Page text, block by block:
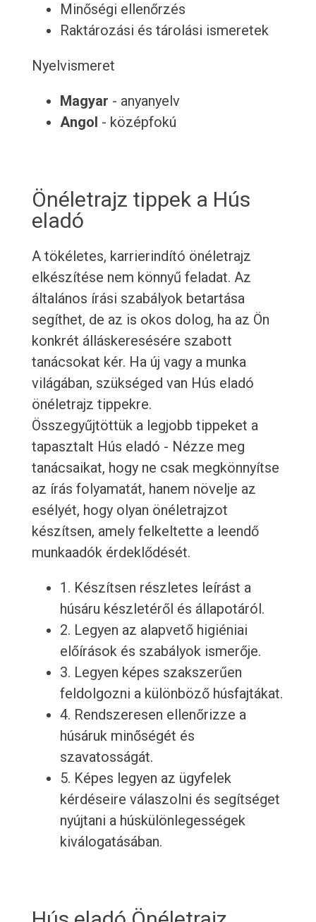
Minőségi ellenőrzés
Raktározási és tárolási ismeretek
Nyelvismeret
Magyar - anyanyelv
Angol - középfokú
Önéletrajz tippek a Hús
eladó
A tökéletes, karrierindító önéletrajz
elkészítése nem könnyű feladat. Az
általános írási szabályok betartása
segíthet, de az is okos dolog, ha az Ön
konkrét álláskeresésére szabott
tanácsokat kér. Ha új vagy a munka
világában, szükséged van Hús eladó
önéletrajz tippekre.
Összegyűjtöttük a legjobb tippeket a
tapasztalt Hús eladó - Nézze meg
tanácsaikat, hogy ne csak megkönnyítse
az írás folyamatát, hanem növelje az
esélyét, hogy olyan önéletrajzot
készítsen, amely felkeltette a leendő
munkaadók érdeklődését.
1. Készítsen részletes leírást a
húsáru készletéről és állapotáról.
2. Legyen az alapvető higiéniai
előírások és szabályok ismerője.
3. Legyen képes szakszerűen
feldolgozni a különböző húsfajtákat.
4. Rendszeresen ellenőrizze a
húsáruk minőségét és
szavatosságát.
5. Képes legyen az ügyfelek
kérdéseire válaszolni és segítséget
nyújtani a húskülönlegességek
kiválogatásában.